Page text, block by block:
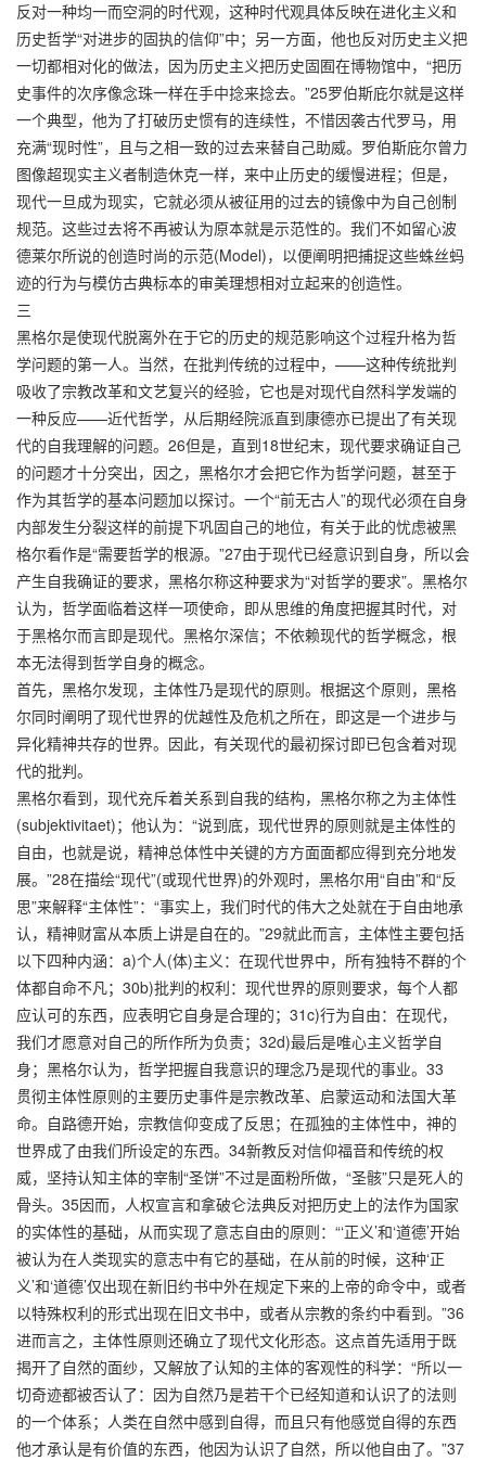
反对一种均一而空洞的时代观，这种时代观具体反映在进化主义和
历史哲学“对进步的固执的信仰”中；另一方面，他也反对历史主义把
一切都相对化的做法，因为历史主义把历史固囿在博物馆中，“把历
史事件的次序像念珠一样在手中捻来捻去。”25罗伯斯庇尔就是这样
一个典型，他为了打破历史惯有的连续性，不惜因袭古代罗马，用
充满“现时性”，且与之相一致的过去来替自己助威。罗伯斯庇尔曾力
图像超现实主义者制造休克一样，来中止历史的缓慢进程；但是，
现代一旦成为现实，它就必须从被征用的过去的镜像中为自己创制
规范。这些过去将不再被认为原本就是示范性的。我们不如留心波
德莱尔所说的创造时尚的示范(Model)，以便阐明把捕捉这些蛛丝蚂
迹的行为与模仿古典标本的审美理想相对立起来的创造性。
三
黑格尔是使现代脱离外在于它的历史的规范影响这个过程升格为哲
学问题的第一人。当然，在批判传统的过程中，——这种传统批判
吸收了宗教改革和文艺复兴的经验，它也是对现代自然科学发端的
一种反应——近代哲学，从后期经院派直到康德亦已提出了有关现
代的自我理解的问题。26但是，直到18世纪末，现代要求确证自己
的问题才十分突出，因之，黑格尔才会把它作为哲学问题，甚至于
作为其哲学的基本问题加以探讨。一个“前无古人”的现代必须在自身
内部发生分裂这样的前提下巩固自己的地位，有关于此的忧虑被黑
格尔看作是“需要哲学的根源。”27由于现代已经意识到自身，所以会
产生自我确证的要求，黑格尔称这种要求为“对哲学的要求”。黑格尔
认为，哲学面临着这样一项使命，即从思维的角度把握其时代，对
于黑格尔而言即是现代。黑格尔深信；不依赖现代的哲学概念，根
本无法得到哲学自身的概念。
首先，黑格尔发现，主体性乃是现代的原则。根据这个原则，黑格
尔同时阐明了现代世界的优越性及危机之所在，即这是一个进步与
异化精神共存的世界。因此，有关现代的最初探讨即已包含着对现
代的批判。
黑格尔看到，现代充斥着关系到自我的结构，黑格尔称之为主体性
(subjektivitaet)；他认为：“说到底，现代世界的原则就是主体性的
自由，也就是说，精神总体性中关键的方方面面都应得到充分地发
展。”28在描绘“现代”(或现代世界)的外观时，黑格尔用“自由”和“反
思”来解释“主体性”：“事实上，我们时代的伟大之处就在于自由地承
认，精神财富从本质上讲是自在的。”29就此而言，主体性主要包括
以下四种内涵：a)个人(体)主义：在现代世界中，所有独特不群的个
体都自命不凡；30b)批判的权利：现代世界的原则要求，每个人都
应认可的东西，应表明它自身是合理的；31c)行为自由：在现代，
我们才愿意对自己的所作所为负责；32d)最后是唯心主义哲学自
身；黑格尔认为，哲学把握自我意识的理念乃是现代的事业。33
贯彻主体性原则的主要历史事件是宗教改革、启蒙运动和法国大革
命。自路德开始，宗教信仰变成了反思；在孤独的主体性中，神的
世界成了由我们所设定的东西。34新教反对信仰福音和传统的权
威，坚持认知主体的宰制“圣饼”不过是面粉所做，“圣骸”只是死人的
骨头。35因而，人权宣言和拿破仑法典反对把历史上的法作为国家
的实体性的基础，从而实现了意志自由的原则：“‘正义’和‘道德’开始
被认为在人类现实的意志中有它的基础，在从前的时候，这种‘正
义’和‘道德’仅出现在新旧约书中外在规定下来的上帝的命令中，或者
以特殊权利的形式出现在旧文书中，或者从宗教的条约中看到。”36
进而言之，主体性原则还确立了现代文化形态。这点首先适用于既
揭开了自然的面纱，又解放了认知的主体的客观性的科学：“所以一
切奇迹都被否认了：因为自然乃是若干个已经知道和认识了的法则
的一个体系；人类在自然中感到自得，而且只有他感觉自得的东西
他才承认是有价值的东西，他因为认识了自然，所以他自由了。”37